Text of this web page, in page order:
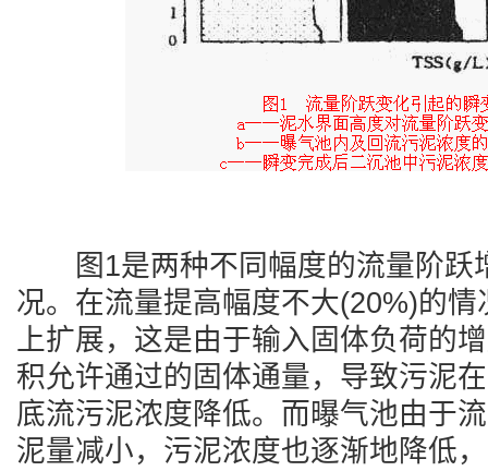
图1是两种不同幅度的流量阶跃
况。在流量提高幅度不大(20%)的
上扩展，这是由于输入固体负荷的
积允许通过的固体通量，导致污泥
底流污泥浓度降低。而曝气池由于
泥量减小，污泥浓度也逐渐地降低